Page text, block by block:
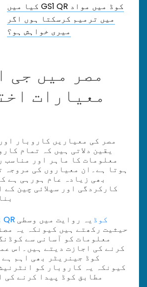
کیا میں GS1 QR کوڈ میں مواد
میں ترمیم کرسکتا ہوں اگر
میری خواہش ہو؟
معیارات
یقین دلاتی ہیں کہ تمام
معلومات کا ماہر اور مناسب
ہوتا ہے۔ ان معیاروں کی مروجہ
بھی زیادہ عام ہورہی ہے
کارکردگی اور سپلائی چین کے
GS1 ڈیجیٹل لنک QR کوڈ یہ روایت میں وسطی
حیثیت رکھتے ہیں کیونکہ یہ
معلومات کو آسانی سے
کرنے کی اجازت دیتے ہیں۔ اس
کیونکہ یہ کاروبار کو
مطابق کوڈ پیدا کرنے کی